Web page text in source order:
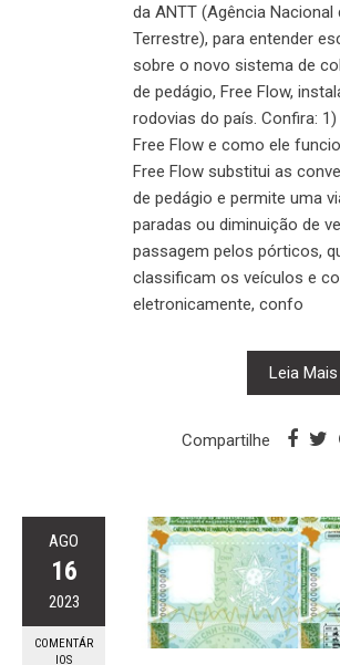
da ANTT (Agência Nacional
Terrestre), para entender
sobre o novo sistema de
de pedágio, Free Flow,
rodovias do país. Confira:
Free Flow e como ele
Free Flow substitui as
de pedágio e permite uma
paradas ou diminuição de
passagem pelos pórticos,
classificam os veículos e
eletronicamente, confo
Leia Mais
Compartilhe
AGO
16
2023
COMENTÁR
IOS